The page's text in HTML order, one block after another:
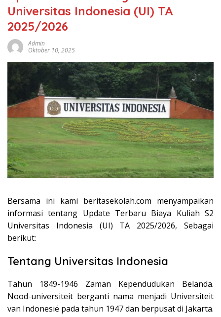
Universitas Indonesia (UI) TA
2025/2026
Admin
Oktober 10, 2025
Bersama ini kami beritasekolah.com menyampaikan
informasi tentang Update Terbaru Biaya Kuliah S2
Universitas Indonesia (UI) TA 2025/2026, Sebagai
berikut:
Tentang Universitas Indonesia
Tahun 1849-1946 Zaman Kependudukan Belanda.
Nood-universiteit berganti nama menjadi Universiteit
van Indonesië pada tahun 1947 dan berpusat di Jakarta.